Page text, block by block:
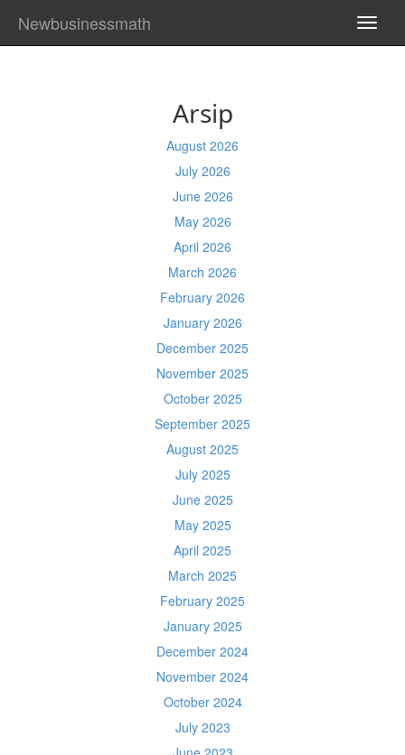
Newbusinessmath
Arsip
August 2026
July 2026
June 2026
May 2026
April 2026
March 2026
February 2026
January 2026
December 2025
November 2025
October 2025
September 2025
August 2025
July 2025
June 2025
May 2025
April 2025
March 2025
February 2025
January 2025
December 2024
November 2024
October 2024
July 2023